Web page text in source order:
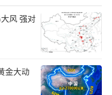
风 强对
金大动